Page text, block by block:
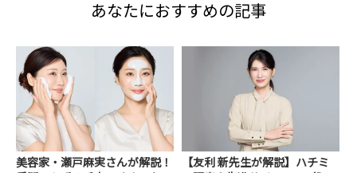
あなたにおすすめの記事
美容家・瀬戸麻実さんが解説！
【友利 新先生が解説】ハチミ